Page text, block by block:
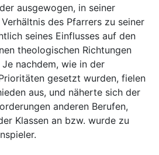
ausgewogen, in seiner
des Pfarrers zu seiner
seines Einflusses auf den
theologischen Richtungen
nachdem, wie in der
gesetzt wurden, fielen
aus, und näherte sich der
anderen Berufen,
Klassen an bzw. wurde zu